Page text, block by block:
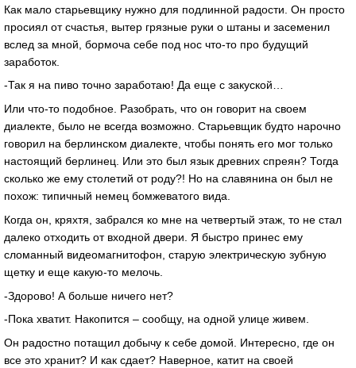
Как мало старьевщику нужно для подлинной радости. Он просто
просиял от счастья, вытер грязные руки о штаны и засеменил
вслед за мной, бормоча себе под нос что-то про будущий
заработок.
-Так я на пиво точно заработаю! Да еще с закуской…
Или что-то подобное. Разобрать, что он говорит на своем
диалекте, было не всегда возможно. Старьевщик будто нарочно
говорил на берлинском диалекте, чтобы понять его мог только
настоящий берлинец. Или это был язык древних спреян? Тогда
сколько же ему столетий от роду?! Но на славянина он был не
похож: типичный немец бомжеватого вида.
Когда он, кряхтя, забрался ко мне на четвертый этаж, то не стал
далеко отходить от входной двери. Я быстро принес ему
сломанный видеомагнитофон, старую электрическую зубную
щетку и еще какую-то мелочь.
-Здорово! А больше ничего нет?
-Пока хватит. Накопится – сообщу, на одной улице живем.
Он радостно потащил добычу к себе домой. Интересно, где он
все это хранит? И как сдает? Наверное, катит на своей